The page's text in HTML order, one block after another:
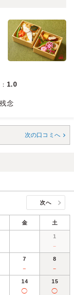
： 1.0
念
次の口コミへ
次へ
金 土
1
－
7
－
8
－
14
◯
15
◯